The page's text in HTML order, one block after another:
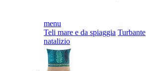
menu
Teli mare e da spiaggia Turbante
natalizio